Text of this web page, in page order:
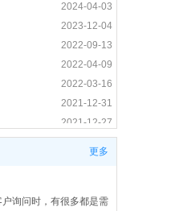
2024-04-03
2023-12-04
2022-09-13
2022-04-09
2022-03-16
2021-12-31
2021-12-27
2020-04-30
更多
询问时，有很多都是需